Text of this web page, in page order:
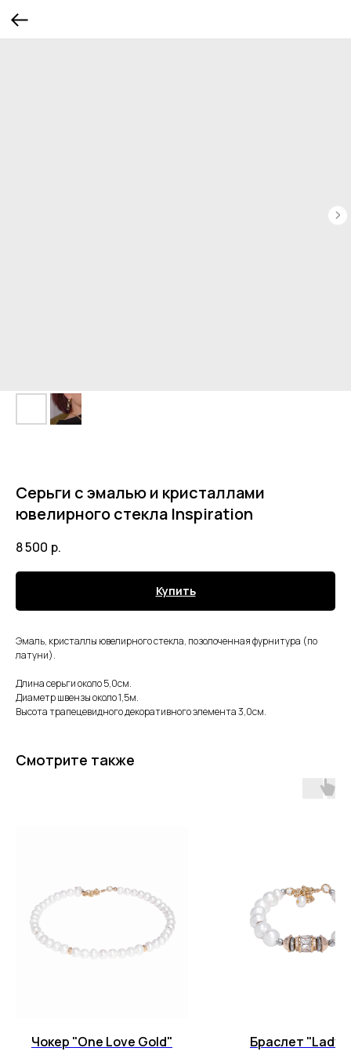
Серьги с эмалью и кристаллами
ювелирного стекла Inspiration
8 500 р.
Купить
Эмаль, кристаллы ювелирного стекла, позолоченная фурнитура (по
латуни).
Длина серьги около 5,0см.
Диаметр швензы около 1,5м.
Высота трапецевидного декоративного элемента 3,0см.
Смотрите также
Чокер "One Love Gold" Браслет "Lady